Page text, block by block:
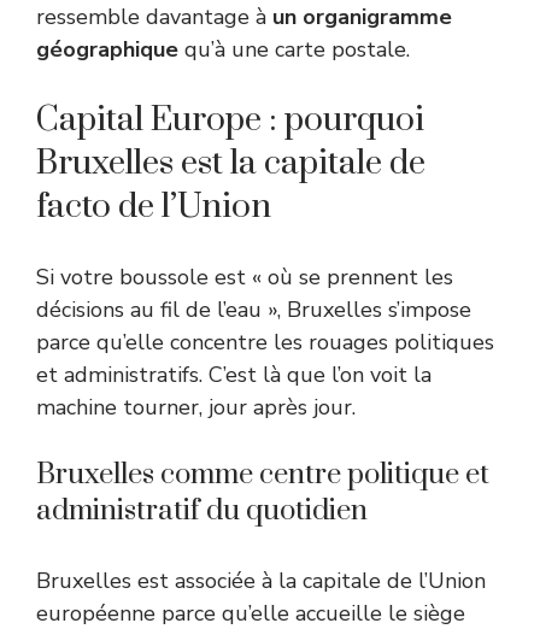
ressemble davantage à un organigramme
géographique qu’à une carte postale.
Capital Europe : pourquoi
Bruxelles est la capitale de
facto de l’Union
Si votre boussole est « où se prennent les
décisions au fil de l’eau », Bruxelles s’impose
parce qu’elle concentre les rouages politiques
et administratifs. C’est là que l’on voit la
machine tourner, jour après jour.
Bruxelles comme centre politique et
administratif du quotidien
Bruxelles est associée à la capitale de l’Union
européenne parce qu’elle accueille le siège